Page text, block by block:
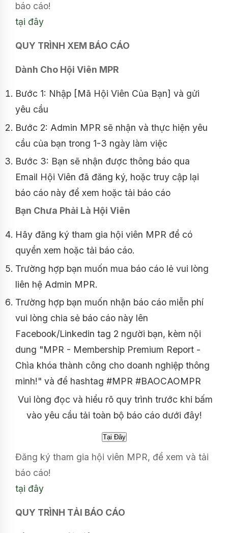
báo cáo!
tại đây
QUY TRÌNH XEM BÁO CÁO
Dành Cho Hội Viên MPR
Bước 1: Nhập [Mã Hội Viên Của Bạn] và gửi
yêu cầu
Bước 2: Admin MPR sẽ nhận và thực hiện yêu
cầu của bạn trong 1-3 ngày làm việc
Bước 3: Bạn sẽ nhận được thông báo qua
Email Hội Viên đã đăng ký, hoặc truy cập lại
báo cáo này để xem hoặc tải báo cáo
Bạn Chưa Phải Là Hội Viên
Hãy đăng ký tham gia hội viên MPR để có
quyền xem hoặc tải báo cáo.
Trường hợp bạn muốn mua báo cáo lẻ vui lòng
liên hệ Admin MPR.
Trường hợp bạn muốn nhận báo cáo miễn phí
vui lòng chia sẻ báo cáo này lên
Facebook/Linkedin tag 2 người bạn, kèm nội
dung "MPR - Membership Premium Report -
Chìa khóa thành công cho doanh nghiệp thông
minh!" và để hashtag #MPR #BAOCAOMPR
Vui lòng đọc và hiểu rõ quy trình trước khi bấm
vào yêu cầu tải toàn bộ báo cáo dưới đây!
Đăng ký tham gia hội viên MPR, để xem và tải
báo cáo!
tại đây
QUY TRÌNH TẢI BÁO CÁO